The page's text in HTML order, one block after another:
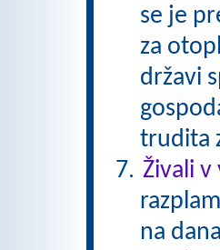
se je
za
državi
trudita
Živali
na